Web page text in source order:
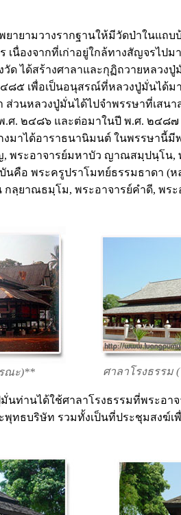
ยายามวางรากฐานให้มีวัดป่าในแถ
เนื่องจากที่เก่าอยู่ใกล้ทางสัญจรไปม
ด ได้สร้างศาลาและกุฏิถวายหลวง
๘๕ เพื่อเป็นอนุสรณ์ที่หลวงปู่มั่นได้
ส่วนหลวงปู่มั่นได้ไปจำพรรษาที่เสน
.ศ. ๒๔๘๖ และต่อมาในปี พ.ศ. ๒๔๘
มาได้อาราธนานิมนต์ ในพรรษานี้มี
พระอาจารย์มหาบัว ญาณสมฺปนฺโน,
นคือ พระครูปราโมทย์ธรรมธาดา (
กลฺยาณธมฺโม, พระอาจารย์คำดี, พร
ณะ)** ศาลาโรงธรรม
ท่านได้ใช้ศาลาโรงธรรมที่พระอาจ
ทธบริษัท รวมทั้งเป็นที่ประชุมสงฆ์เ